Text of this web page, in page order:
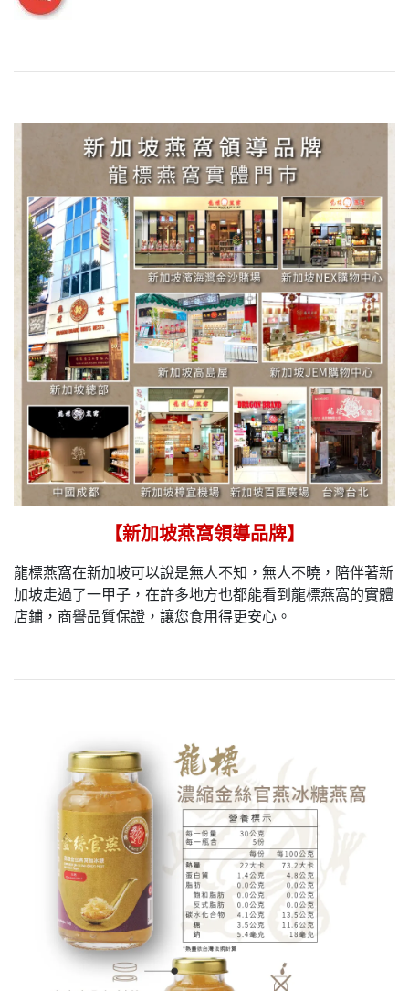
【新加坡燕窩領導品牌】
龍標燕窩在新加坡可以說是無人不知，無人不曉，陪伴著新
加坡走過了一甲子，在許多地方也都能看到龍標燕窩的實體
店鋪，商譽品質保證，讓您食用得更安心。